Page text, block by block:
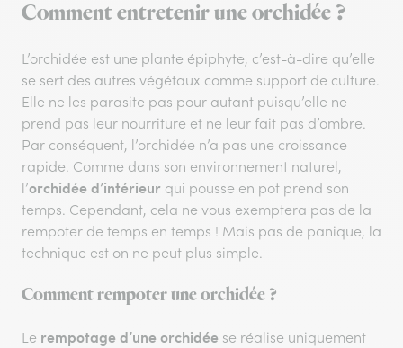
Comment entretenir une orchidée ?
L’orchidée est une plante épiphyte, c’est-à-dire qu’elle
se sert des autres végétaux comme support de culture.
Elle ne les parasite pas pour autant puisqu’elle ne
prend pas leur nourriture et ne leur fait pas d’ombre.
Par conséquent, l’orchidée n’a pas une croissance
rapide. Comme dans son environnement naturel,
l’orchidée d’intérieur qui pousse en pot prend son
temps. Cependant, cela ne vous exemptera pas de la
rempoter de temps en temps ! Mais pas de panique, la
technique est on ne peut plus simple.
Comment rempoter une orchidée ?
Le rempotage d’une orchidée se réalise uniquement